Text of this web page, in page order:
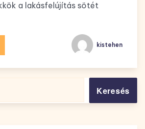
a lakásfelújítás sötét
kistehen